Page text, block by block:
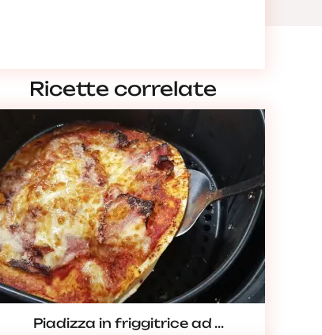
Ricette correlate
Piadizza in friggitrice ad ...